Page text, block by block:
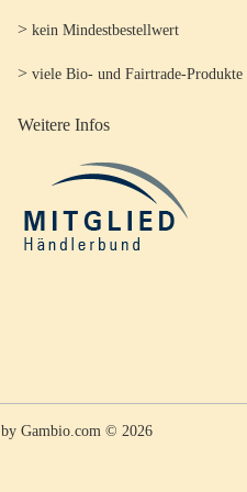
> kein Mindestbestellwert
> viele Bio- und Fairtrade-Produkte
Weitere Infos
by Gambio.com © 2026